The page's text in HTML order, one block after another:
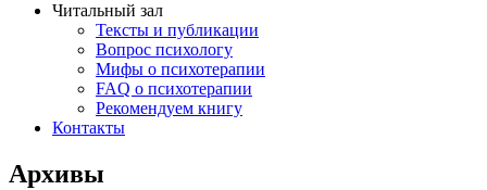
Читальный зал
Тексты и публикации
Вопрос психологу
Мифы о психотерапии
FAQ о психотерапии
Рекомендуем книгу
Контакты
Архивы